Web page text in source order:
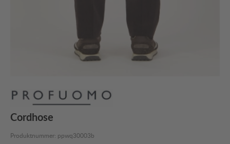
Cordhose
Produktnummer: ppwq30003b